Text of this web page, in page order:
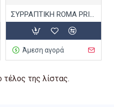
ΣΥΡΡΑΠΤΙΚΗ ROMA PRIMULA 12
Άμεση αγορά
της λίστας.